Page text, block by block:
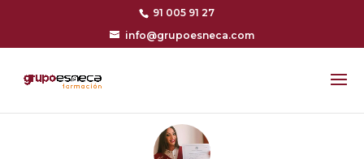
91 005 91 27
info@grupoesneca.com